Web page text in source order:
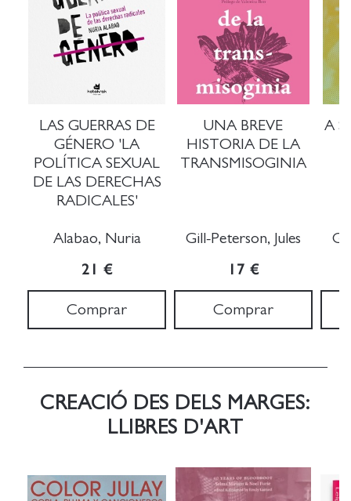
LAS GUERRAS DE
GÉNERO 'LA
POLÍTICA SEXUAL
DE LAS DERECHAS
RADICALES'
Alabao, Nuria
21 €
Comprar
UNA BREVE
HISTORIA DE LA
TRANSMISOGINIA
Gill-Peterson, Jules
17 €
Comprar
A
CREACIÓ DES DELS MARGES:
LLIBRES D'ART